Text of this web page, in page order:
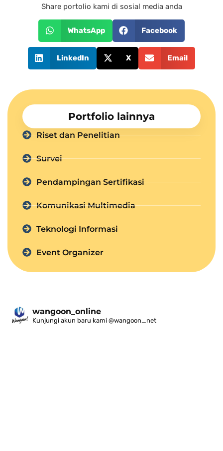
Share portolio kami di sosial media anda
WhatsApp Facebook
LinkedIn X Email
Portfolio lainnya
Riset dan Penelitian
Survei
Pendampingan Sertifikasi
Komunikasi Multimedia
Teknologi Informasi
Event Organizer
wangoon_online
Kunjungi akun baru kami @wangoon_net